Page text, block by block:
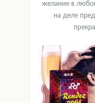
желание в
на деле